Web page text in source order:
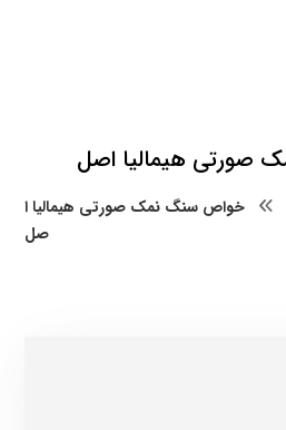
هیمالیا اصل
خواص سنگ نمک صورتی هیمالیا ا
صل